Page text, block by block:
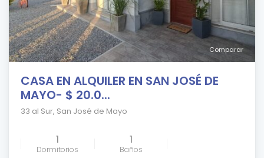
Comparar
CASA EN ALQUILER EN SAN JOSÉ DE
MAYO- $ 20.0...
33 al Sur, San José de Mayo
1
Dormitorios
1
Baños